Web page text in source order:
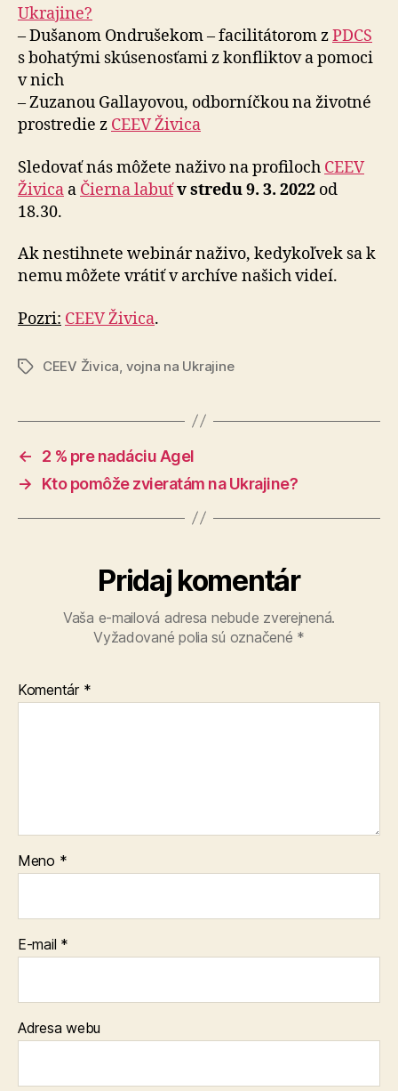
Ukrajine?
– Dušanom Ondrušekom – facilitátorom zPDCS
s bohatými skúsenosťami z konfliktov a pomoci
v nich
– Zuzanou Gallayovou, odborníčkou na životné
prostredie z CEEV Živica
Sledovať nás môžete naživo na profiloch CEEV
Živica a Čierna labuťv stredu 9. 3. 2022 od
18.30.
Ak nestihnete webinár naživo, kedykoľvek sa k
nemu môžete vrátiť v archíve našich videí.
Pozri: CEEV Živica.
ZnačkyCEEV Živica vojna na Ukrajine
←
2 % pre nadáciu Agel
→
Kto pomôže zvieratám na Ukrajine?
Pridaj komentár
Vaša e-mailová adresa nebude zverejnená.
Vyžadované polia sú označené *
Komentár *
Meno *
E-mail *
Adresa webu